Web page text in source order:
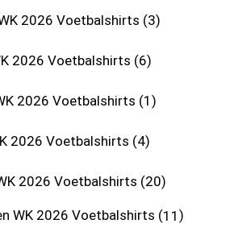
2026 Voetbalshirts 3
2026 Voetbalshirts 6
2026 Voetbalshirts 1
2026 Voetbalshirts 4
2026 Voetbalshirts 20
WK 2026 Voetbalshirts 11